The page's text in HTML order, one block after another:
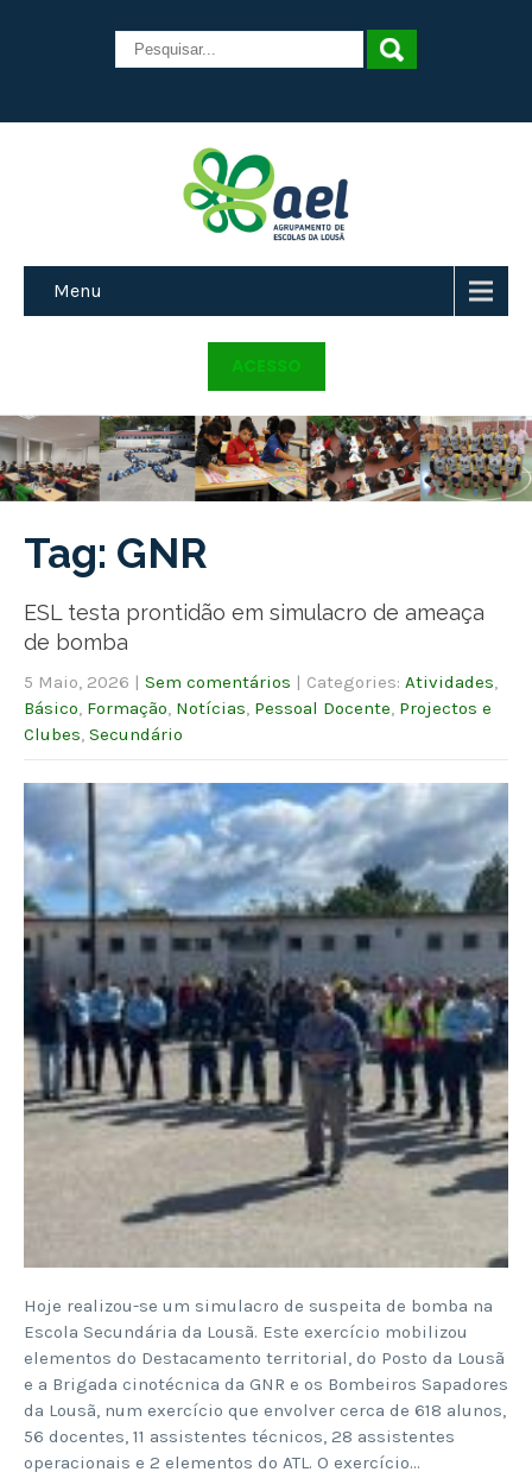
Menu
ACESSO
Tag: GNR
ESL testa prontidão em simulacro de ameaça
de bomba
5 Maio, 2026 | Sem comentários | Categories: Atividades
Básico Formação Notícias Pessoal Docente Projectos e
Clubes Secundário
Hoje realizou-se um simulacro de suspeita de bomba na
Escola Secundária da Lousã. Este exercício mobilizou
elementos do Destacamento territorial, do Posto da Lousã
e a Brigada cinotécnica da GNR e os Bombeiros Sapadores
da Lousã, num exercício que envolver cerca de 618 alunos,
56 docentes, 11 assistentes técnicos, 28 assistentes
operacionais e 2 elementos do ATL. O exercício…